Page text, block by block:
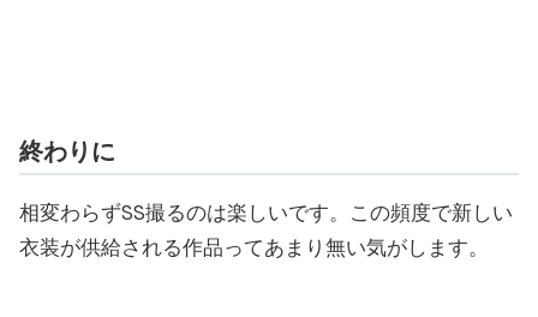
終わりに
相変わらずSS撮るのは楽しいです。この頻度で新しい
衣装が供給される作品ってあまり無い気がします。